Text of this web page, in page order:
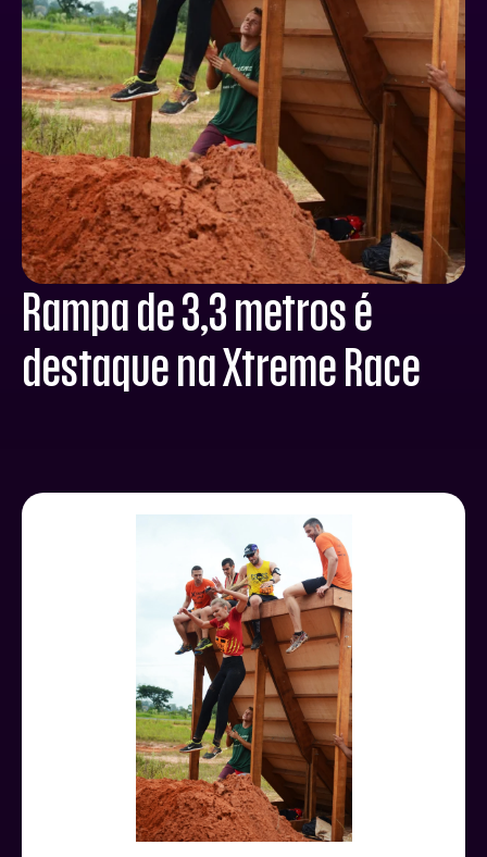
Rampa de 3,3 metros é
destaque na Xtreme Race